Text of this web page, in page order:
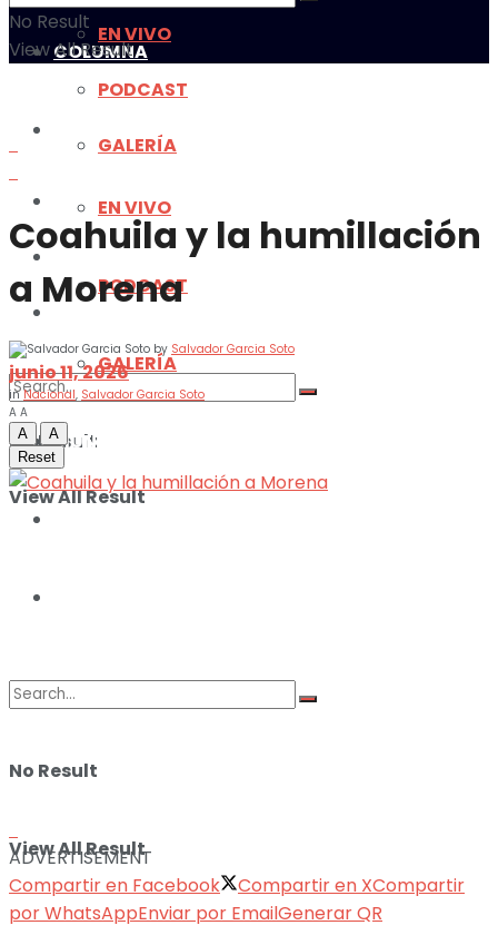
EN VIVO
PODCAST
GALERÍA
MUNDO
ILUSTRACIONES
No Result
View All Result
COLUMNA
MULTIMEDIA
EN VIVO
PODCAST
GALERÍA
MUNDO
No Result
View All Result
No Result
View All Result
Coahuila y la humillación
a Morena
by Salvador Garcia Soto
junio 11, 2026
in Nacional, Salvador Garcia Soto
A A
A
A
Reset
ADVERTISEMENT
Compartir en Facebook
Compartir en XCompartir
por WhatsAppEnviar por EmailGenerar QR